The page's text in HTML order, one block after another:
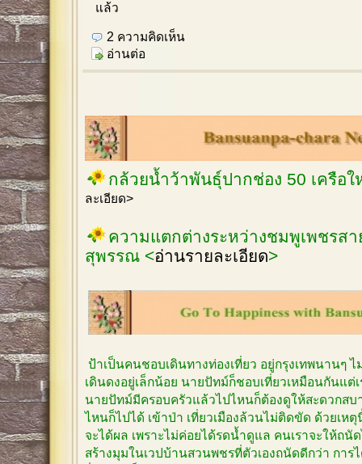
แล้ว
2 ความคิดเห็น
อ่านต่อ
กล้วยน้ำว้าพันธุ์ปากช่อง 50 เครือ
ละเอียด>
ความแตกต่างระหว่างชมพูเพชรส
สุพรรณ <อ่านรายละเอียด>
ป้าเป็นคนชอบเดินทางท่องเที่ยว อยู่กรุงเทพนานๆ
เดินดงอยู่เล็กน้อย นายปัทม์ก็ชอบเที่ยวเหมือนกันแต่
นายปัทม์มีครอบครัวแล้วไปไหนก็ต้องดูให้สะดวกส
ไหนก็ไปได้ เข้าป่า เที่ยวเมืองล้วนไม่ติดขัด ด้วยเห
จะได้ผล เพราะไม่ค่อยได้รดน้ำดูแล คนเราจะให้ถนั
สร้างมุมในเวปบ้านสวนพชรที่ตัวเองถนัดดีกว่า การ